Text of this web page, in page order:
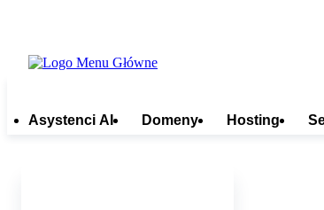
Asystenci AI Domeny Hosting